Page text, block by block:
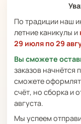
По традиции наш
летние каникулы и
29 июля по 29
Вы сможете
заказов начнётся
сможете
счёт, но сборка и
августа.
Мы успеем